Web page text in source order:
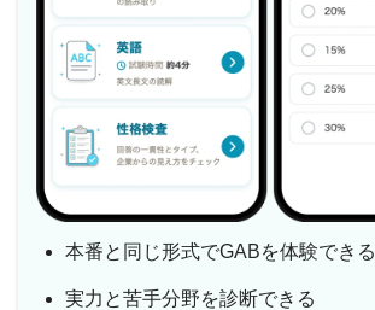
本番と同じ形式でGABを体験できる
実力と苦手分野を診断できる